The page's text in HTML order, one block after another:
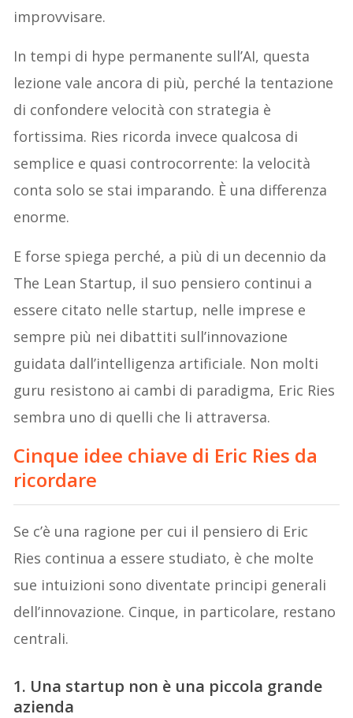
improvvisare.
In tempi di hype permanente sull’AI, questa
lezione vale ancora di più, perché la tentazione
di confondere velocità con strategia è
fortissima. Ries ricorda invece qualcosa di
semplice e quasi controcorrente: la velocità
conta solo se stai imparando. È una differenza
enorme.
E forse spiega perché, a più di un decennio da
The Lean Startup, il suo pensiero continui a
essere citato nelle startup, nelle imprese e
sempre più nei dibattiti sull’innovazione
guidata dall’intelligenza artificiale. Non molti
guru resistono ai cambi di paradigma, Eric Ries
sembra uno di quelli che li attraversa.
Cinque idee chiave di Eric Ries da
ricordare
Se c’è una ragione per cui il pensiero di Eric
Ries continua a essere studiato, è che molte
sue intuizioni sono diventate principi generali
dell’innovazione. Cinque, in particolare, restano
centrali.
1. Una startup non è una piccola grande
azienda